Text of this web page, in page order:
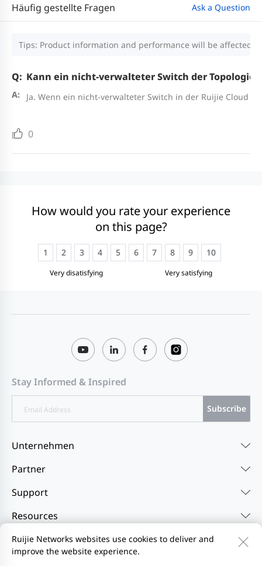
Häufig gestellte Fragen Ask a Question
Tips: Product information and performance will be affected
Kann ein nicht-verwalteter Switch der Topologie
Ja. Wenn ein nicht-verwalteter Switch in der Ruijie Cloud
0
How would you rate your experience
on this page?
Very disatisfying
1 2 3 4 5 6 7 8 9 10
Very satisfying
Stay Informed & Inspired
Subscribe
Unternehmen
Partner
Support
Resources
Kontakt Feedback
Datenschutzerklärung
Ruijie Networks websites use cookies to deliver and
improve the website experience.